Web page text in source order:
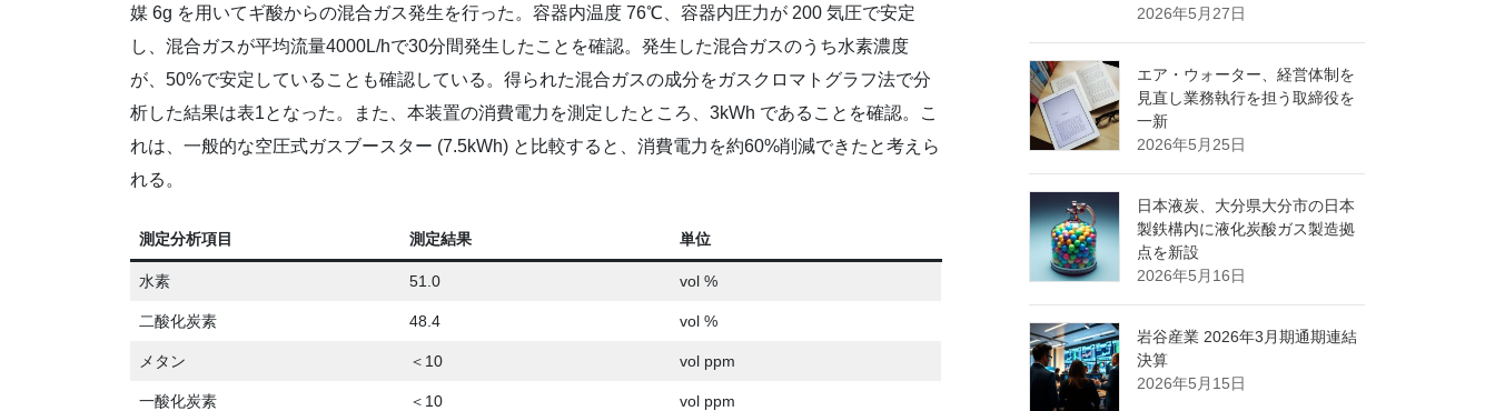
媒 6g を用いてギ酸からの混合ガス発生を行った。容器内温度 76℃、容器内圧力が 200 気圧で安定
し、混合ガスが平均流量4000L/hで30分間発生したことを確認。発生した混合ガスのうち水素濃度
が、50%で安定していることも確認している。得られた混合ガスの成分をガスクロマトグラフ法で分
析した結果は表1となった。また、本装置の消費電力を測定したところ、3kWh であることを確認。こ
れは、一般的な空圧式ガスブースター (7.5kWh) と比較すると、消費電力を約60%削減できたと考えら
れる。
測定分析項目 測定結果 単位
水素 51.0 vol %
二酸化炭素 48.4 vol %
メタン ＜10 vol ppm
一酸化炭素 ＜10 vol ppm
2026年5月27日
エア・ウォーター、経営体制を
見直し業務執行を担う取締役を
一新
2026年5月25日
日本液炭、大分県大分市の日本
製鉄構内に液化炭酸ガス製造拠
点を新設
2026年5月16日
岩谷産業 2026年3月期通期連結
決算
2026年5月15日